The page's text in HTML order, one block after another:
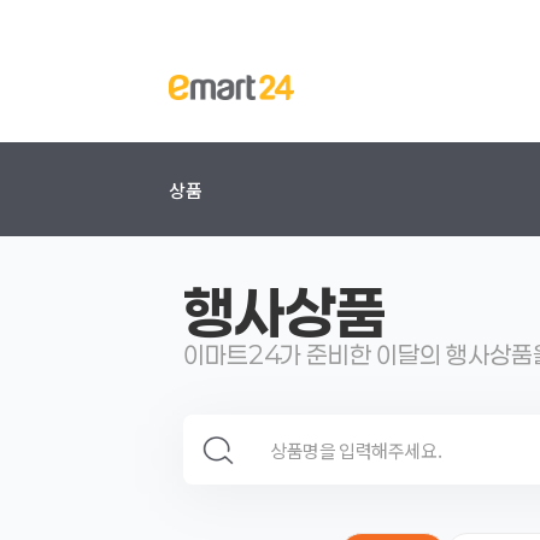
상품
행사상품
이마트24가 준비한 이달의 행사상품